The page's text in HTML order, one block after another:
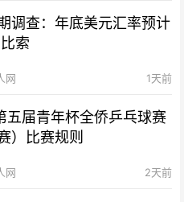
调查：年底美元汇率预计
索
网 1天前
五届青年杯全侨乒乓球赛
）比赛规则
网 2天前